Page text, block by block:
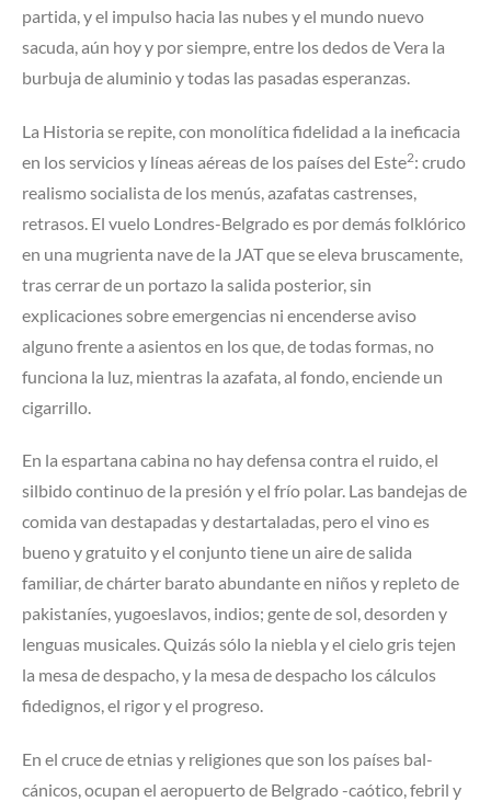
partida, y el impulso hacia las nubes y el mundo nuevo
sacuda, aún hoy y por siempre, entre los dedos de Vera la
burbuja de aluminio y todas las pasadas esperanzas.
La Historia se repite, con monolítica fidelidad a la ineficacia
en los servicios y líneas aéreas de los países del Este2: crudo
realismo socialista de los menús, azafatas castrenses,
retrasos. El vuelo Londres-Belgrado es por demás folklórico
en una mugrienta nave de la JAT que se eleva bruscamente,
tras cerrar de un portazo la salida posterior, sin
explicaciones sobre emergencias ni encenderse aviso
alguno frente a asientos en los que, de todas formas, no
funciona la luz, mientras la azafata, al fondo, enciende un
cigarrillo.
En la espartana cabina no hay defensa contra el ruido, el
silbido continuo de la presión y el frío polar. Las bandejas de
comida van destapadas y destartaladas, pero el vino es
bueno y gratuito y el conjunto tiene un aire de salida
familiar, de chárter barato abundante en niños y repleto de
pakistaníes, yugoeslavos, indios; gente de sol, desorden y
lenguas musicales. Quizás sólo la niebla y el cielo gris tejen
la mesa de despacho, y la mesa de despacho los cálculos
fidedignos, el rigor y el progreso.
En el cruce de etnias y religiones que son los países bal­
cánicos, ocupan el aeropuerto de Belgrado -caótico, febril y